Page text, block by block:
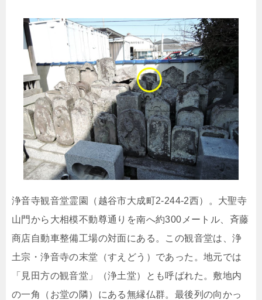
浄音寺観音堂霊園（越谷市大成町2-244-2西）。大聖寺
山門から大相模不動尊通りを南へ約300メートル、斉藤
商店自動車整備工場の対面にある。この観音堂は、浄
土宗・浄音寺の末堂（すえどう）であった。地元では
「見田方の観音堂」（浄土堂）とも呼ばれた。敷地内
の一角（お堂の隣）にある無縁仏群。最後列の向かっ